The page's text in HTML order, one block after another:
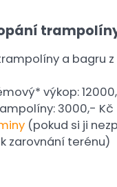
a bagru z
výkop:
3000,- Kč
(pokud si ji
zarovnání terénu)